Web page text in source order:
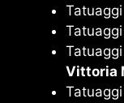
Vittoria